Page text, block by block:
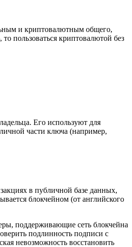
и криптовалютным общего,
то пользоваться криптовалютой без
Его используют для
части ключа (например,
в публичной базе данных,
блокчейном (от английского
поддерживающие сеть блокчейна
подлинность подписи с
невозможность восстановить